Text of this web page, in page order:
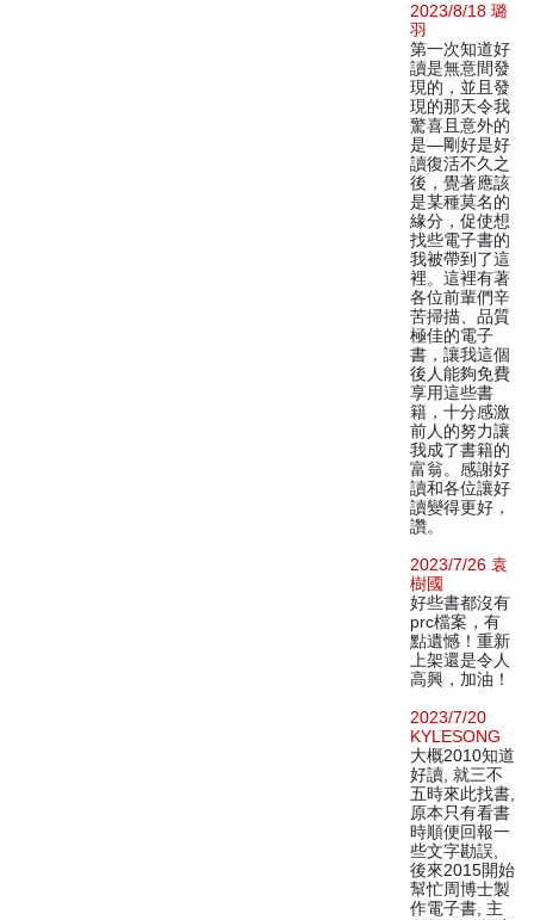
2023/8/18 璐
羽
第一次知道好
讀是無意間發
現的，並且發
現的那天令我
驚喜且意外的
是—剛好是好
讀復活不久之
後，覺著應該
是某種莫名的
緣分，促使想
找些電子書的
我被帶到了這
裡。這裡有著
各位前輩們辛
苦掃描、品質
極佳的電子
書，讓我這個
後人能夠免費
享用這些書
籍，十分感激
前人的努力讓
我成了書籍的
富翁。感謝好
讀和各位讓好
讀變得更好，
讚。
2023/7/26 袁
樹國
好些書都沒有
prc檔案，有
點遺憾！重新
上架還是令人
高興，加油！
2023/7/20
KYLESONG
大概2010知道
好讀, 就三不
五時來此找書,
原本只有看書
時順便回報一
些文字勘誤,
後來2015開始
幫忙周博士製
作電子書, 主